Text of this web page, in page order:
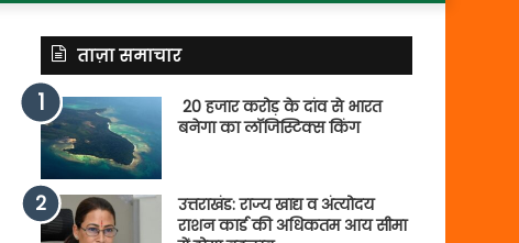
ताज़ा समाचार
20 हजार करोड़ के दांव से भारत
बनेगा का लॉजिस्टिक्स किंग
उत्तराखंड: राज्य खाद्य व अंत्योदय
राशन कार्ड की अधिकतम आय सीमा